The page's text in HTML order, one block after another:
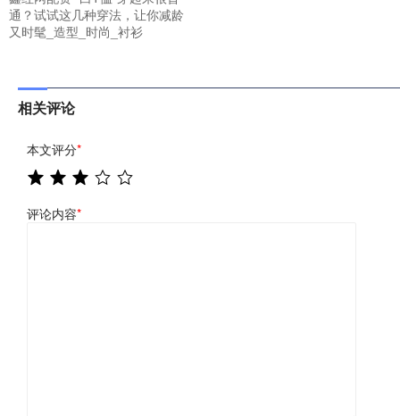
通？试试这几种穿法，让你减龄
又时髦_造型_时尚_衬衫
相关评论
本文评分*
评论内容*